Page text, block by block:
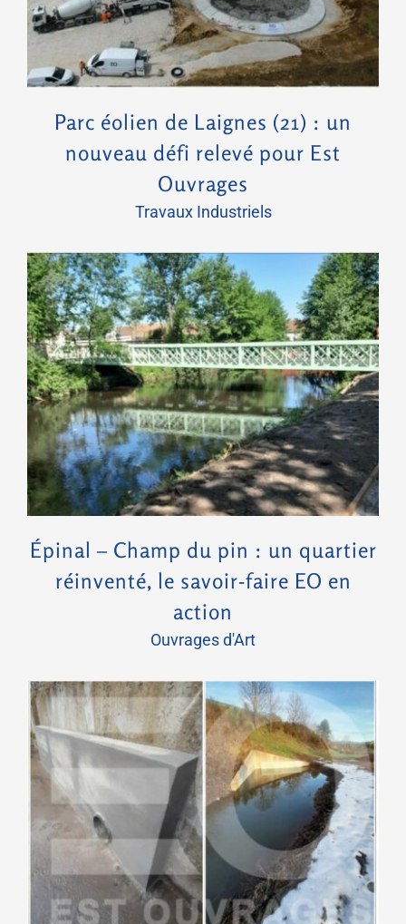
Parc éolien de Laignes (21) : un
nouveau défi relevé pour Est
Ouvrages
Travaux Industriels
Épinal – Champ du pin : un quartier
réinventé, le savoir-faire EO en
action
Ouvrages d'Art